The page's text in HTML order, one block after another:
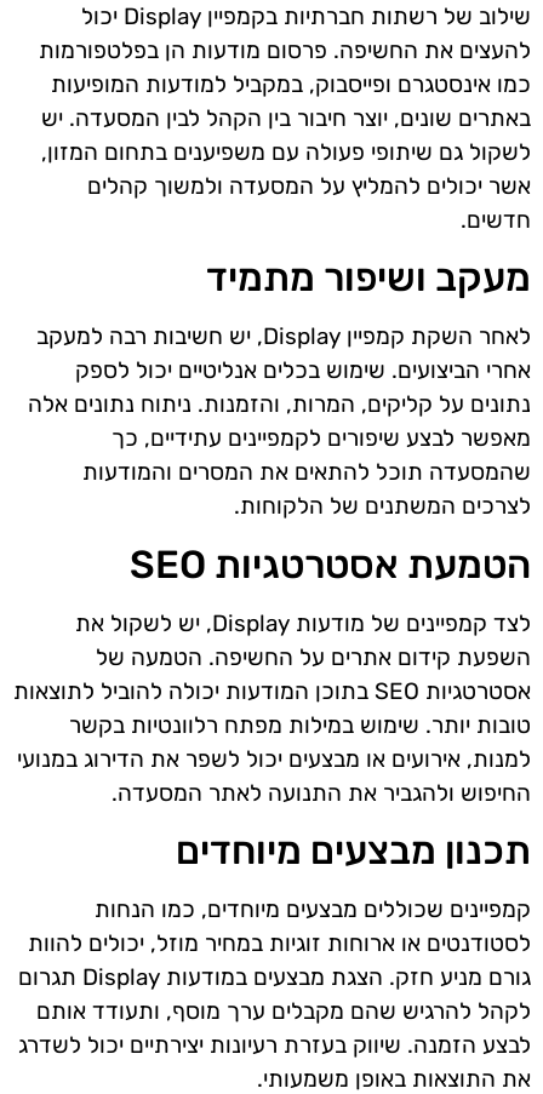
שילוב של רשתות חברתיות בקמפיין Display יכול
להעצים את החשיפה. פרסום מודעות הן בפלטפורמות
כמו אינסטגרם ופייסבוק, במקביל למודעות המופיעות
באתרים שונים, יוצר חיבור בין הקהל לבין המסעדה. יש
לשקול גם שיתופי פעולה עם משפיענים בתחום המזון,
אשר יכולים להמליץ על המסעדה ולמשוך קהלים
חדשים.
מעקב ושיפור מתמיד
לאחר השקת קמפיין Display, יש חשיבות רבה למעקב
אחרי הביצועים. שימוש בכלים אנליטיים יכול לספק
נתונים על קליקים, המרות, והזמנות. ניתוח נתונים אלה
מאפשר לבצע שיפורים לקמפיינים עתידיים, כך
שהמסעדה תוכל להתאים את המסרים והמודעות
לצרכים המשתנים של הלקוחות.
הטמעת אסטרטגיות SEO
לצד קמפיינים של מודעות Display, יש לשקול את
השפעת קידום אתרים על החשיפה. הטמעה של
אסטרטגיות SEO בתוכן המודעות יכולה להוביל לתוצאות
טובות יותר. שימוש במילות מפתח רלוונטיות בקשר
למנות, אירועים או מבצעים יכול לשפר את הדירוג במנועי
החיפוש ולהגביר את התנועה לאתר המסעדה.
תכנון מבצעים מיוחדים
קמפיינים שכוללים מבצעים מיוחדים, כמו הנחות
לסטודנטים או ארוחות זוגיות במחיר מוזל, יכולים להוות
גורם מניע חזק. הצגת מבצעים במודעות Display תגרום
לקהל להרגיש שהם מקבלים ערך מוסף, ותעודד אותם
לבצע הזמנה. שיווק בעזרת רעיונות יצירתיים יכול לשדרג
את התוצאות באופן משמעותי.